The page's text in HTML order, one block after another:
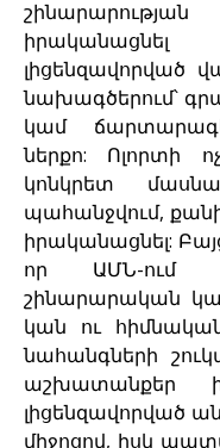
իրականացնել
լիցենզավորված
նախագծերում՝
կամ
ներքո: Ոլորտի
կոնկրետ
պահանջվում,
իրականացնել:
որ ԱՄՆ-ում
շինարարական
կան ու
նահանգների
աշխատանքեր
լիցենզավորված
միջոցով, իսկ